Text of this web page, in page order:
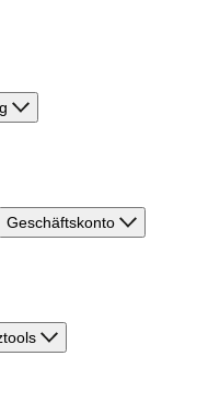
Geschäftskonto